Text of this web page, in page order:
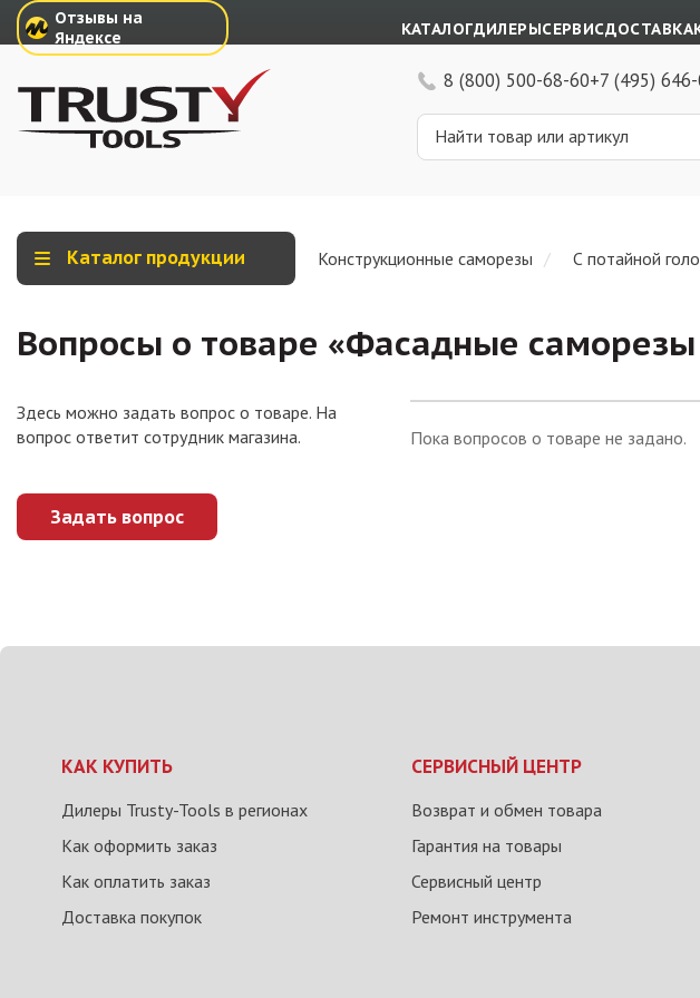
Отзывы на
Яндексе
КАТАЛОГДИЛЕРЫСЕРВИСДОСТАВКА
8 (800) 500-68-60+7 (495)
Каталог продукции Конструкционные саморезы С потайной
Вопросы о товаре «Фасадные саморезы
Здесь можно задать вопрос о товаре. На
вопрос ответит сотрудник магазина.
Задать вопрос
Пока вопросов о товаре не задано.
КАК КУПИТЬ
Дилеры Trusty-Tools в регионах
Как оформить заказ
Как оплатить заказ
Доставка покупок
СЕРВИСНЫЙ ЦЕНТР
Возврат и обмен товара
Гарантия на товары
Сервисный центр
Ремонт инструмента